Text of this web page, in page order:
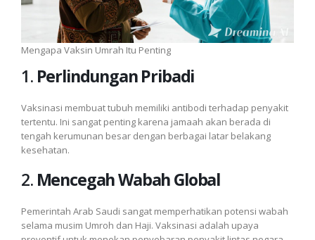
Mengapa Vaksin Umrah Itu Penting
1. Perlindungan Pribadi
Vaksinasi membuat tubuh memiliki antibodi terhadap penyakit
tertentu. Ini sangat penting karena jamaah akan berada di
tengah kerumunan besar dengan berbagai latar belakang
kesehatan.
2. Mencegah Wabah Global
Pemerintah Arab Saudi sangat memperhatikan potensi wabah
selama musim Umroh dan Haji. Vaksinasi adalah upaya